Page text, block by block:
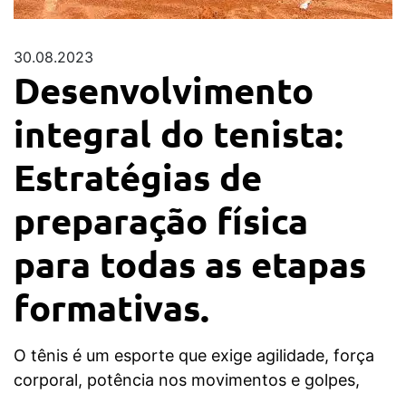
30.08.2023
Desenvolvimento
integral do tenista:
Estratégias de
preparação física
para todas as etapas
formativas.
O tênis é um esporte que exige agilidade, força
corporal, potência nos movimentos e golpes,